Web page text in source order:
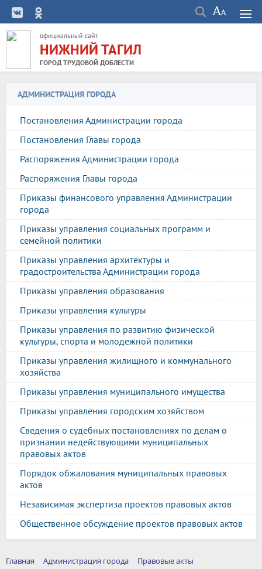
официальный сайт
НИЖНИЙ ТАГИЛ
ГОРОД ТРУДОВОЙ ДОБЛЕСТИ
АДМИНИСТРАЦИЯ ГОРОДА
Постановления Администрации города
Постановления Главы города
Распоряжения Администрации города
Распоряжения Главы города
Приказы финансового управления Администрации
города
Приказы управления социальных программ и
семейной политики
Приказы управления архитектуры и
градостроительства Администрации города
Приказы управления образования
Приказы управления культуры
Приказы управления по развитию физической
культуры, спорта и молодежной политики
Приказы управления жилищного и коммунального
хозяйства
Приказы управления муниципального имущества
Приказы управления городским хозяйством
Сведения о судебных постановлениях по делам о
признании недействующими муниципальных
правовых актов
Порядок обжалования муниципальных правовых
актов
Независимая экспертиза проектов правовых актов
Общественное обсуждение проектов правовых актов
Главная Администрация города
Правовые акты